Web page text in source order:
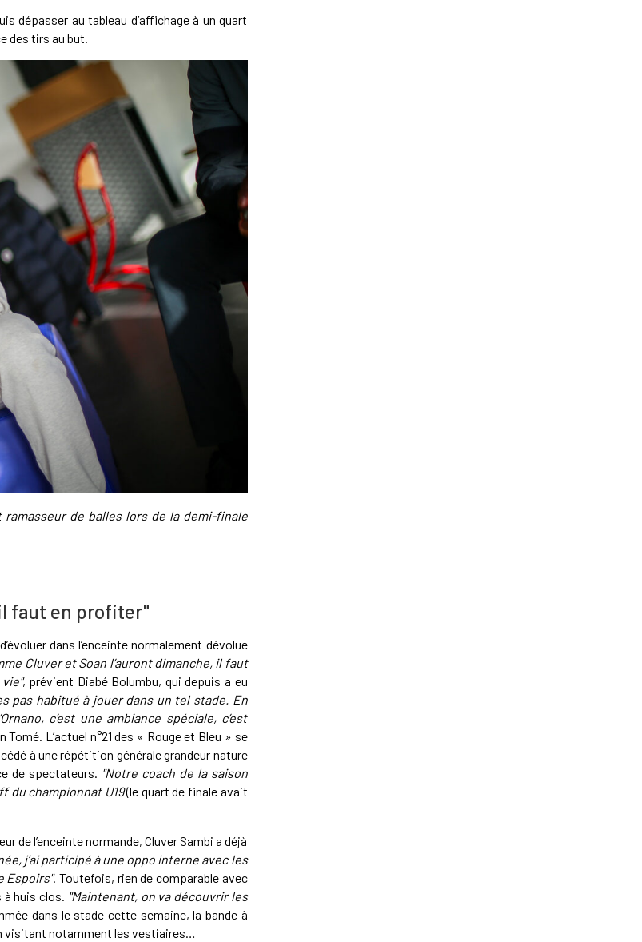
dépasser au tableau d’affichage à un quart
des tirs au but.
de balles lors de la demi-finale
il faut en profiter"
dans l’enceinte normalement dévolue
Cluver et Soan l’auront dimanche, il faut
, prévient Diabé Bolumbu, qui depuis a eu
pas habitué à jouer dans un tel stade. En
c’est une ambiance spéciale, c’est
Tomé. L’actuel n°21 des « Rouge et Bleu » se
à une répétition générale grandeur nature
de spectateurs. "Notre coach de la saison
du championnat U19(le quart de finale avait
de l’enceinte normande, Cluver Sambi a déjà
j’ai participé à une oppo interne avec les
Espoirs". Toutefois, rien de comparable avec
à huis clos. "Maintenant, on va découvrir les
dans le stade cette semaine, la bande à
visitant notamment les vestiaires…